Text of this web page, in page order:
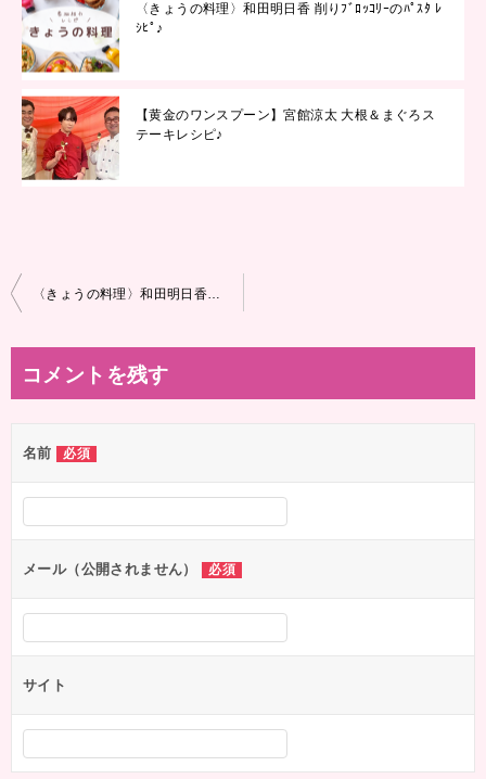
〈きょうの料理〉和田明日香 削りﾌﾞﾛｯｺﾘｰのﾊﾟｽﾀ ﾚ
ｼﾋﾟ♪
【黄金のワンスプーン】宮館涼太 大根＆まぐろス
テーキレシピ♪
投
ビ
ー
シ
ョ
ン
〈きょうの料理〉和田明日香 香りに感動！春菊の春巻レシピ♪
コメントを残す
名前 必須
メール（公開されません） 必須
サイト